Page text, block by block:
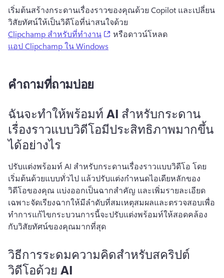
เริ่มต้นสร้างกระดานเรื่องราวของคุณด้วย Copilot และเปลี่ยน
วิสัยทัศน์ให้เป็นวิดีโอที่น่าสนใจด้วย
Clipchamp สำหรับที่ทำงาน
(opens in a new tab)
หรือดาวน์โหลด
แอป Clipchamp ใน Windows
คำถามที่ถามบ่อย
ฉันจะทำให้พร้อมท์ AI สำหรับกระดาน
เรื่องราวแบบวิดีโอมีประสิทธิภาพมากขึ้น
ได้อย่างไร
ปรับแต่งพร้อมท์ AI สำหรับกระดานเรื่องราวแบบวิดีโอ โดย
เริ่มต้นด้วยแบบทั่วไป แล้วปรับแต่งกำหนดไอเดียหลักของ
วิดีโอของคุณ แบ่งออกเป็นฉากสำคัญ และเพิ่มรายละเอียด
เฉพาะจัดเรียงฉากให้มีลำดับที่สมเหตุสมผลและตรวจสอบเพื่อ
ทำการแก้ไขกระบวนการนี้จะปรับแต่งพร้อมท์ให้สอดคล้อง
กับวิสัยทัศน์ของคุณมากที่สุด
วิธีการระดมความคิดสำหรับสคริปต์
วิดีโอด้วย AI